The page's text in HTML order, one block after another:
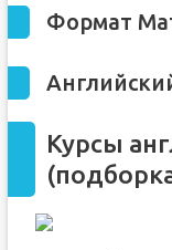
Формат
Курсы